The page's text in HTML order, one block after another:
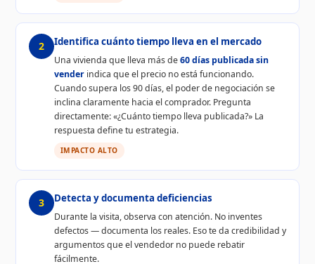
2 Identifica cuánto tiempo lleva en el mercado
Una vivienda que lleva más de60 días publicada sin
venderindica que el precio no está funcionando.
Cuando supera los 90 días, el poder de negociación se
inclina claramente hacia el comprador. Pregunta
directamente: «¿Cuánto tiempo lleva publicada?» La
respuesta define tu estrategia.
IMPACTO ALTO
3 Detecta y documenta deficiencias
Durante la visita, observa con atención. No inventes
defectos — documenta los reales. Eso te da credibilidad y
argumentos que el vendedor no puede rebatir
fácilmente.